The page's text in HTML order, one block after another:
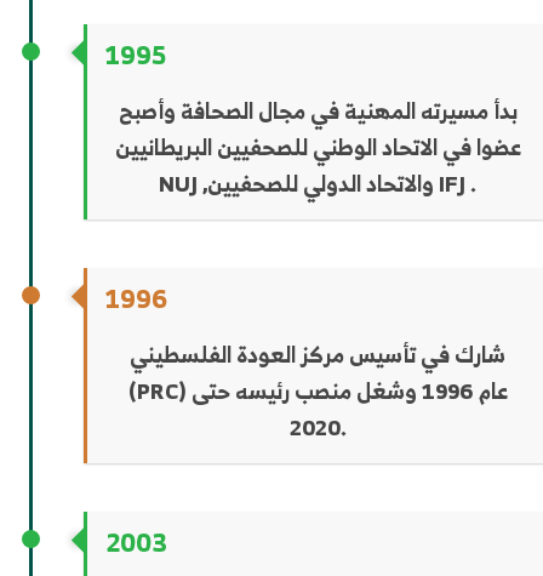
1995
بدأ مسيرته المهنية في مجال الصحافة وأصبح
عضوا في الاتحاد الوطني للصحفيين البريطانيين
NUJ ,والاتحاد الدولي للصحفيين IFJ .
1996
شارك في تأسيس مركز العودة الفلسطيني
(PRC) عام 1996 وشغل منصب رئيسه حتى
2020.
2003